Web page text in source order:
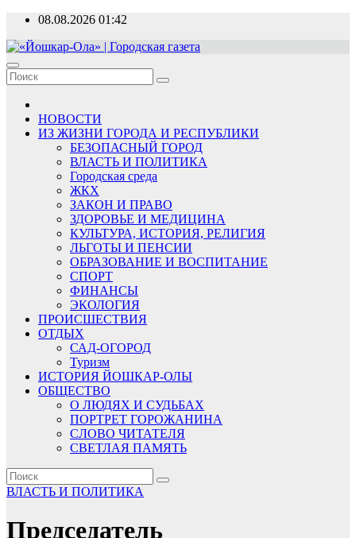
Перейти
содержимому
08.08.2026 01:42
«Йошкар-Ола» | Городская газета
Новости, события, люди
НОВОСТИ
ИЗ ЖИЗНИ ГОРОДА И РЕСПУБЛИКИ
БЕЗОПАСНЫЙ ГОРОД
ВЛАСТЬ И ПОЛИТИКА
Городская среда
ЖКХ
ЗАКОН И ПРАВО
ЗДОРОВЬЕ И МЕДИЦИНА
КУЛЬТУРА, ИСТОРИЯ, РЕЛИГИЯ
ЛЬГОТЫ И ПЕНСИИ
ОБРАЗОВАНИЕ И ВОСПИТАНИЕ
СПОРТ
ФИНАНСЫ
ЭКОЛОГИЯ
ПРОИСШЕСТВИЯ
ОТДЫХ
САД-ОГОРОД
Туризм
ИСТОРИЯ ЙОШКАР-ОЛЫ
ОБЩЕСТВО
О ЛЮДЯХ И СУДЬБАХ
ПОРТРЕТ ГОРОЖАНИНА
СЛОВО ЧИТАТЕЛЯ
СВЕТЛАЯ ПАМЯТЬ
ВЛАСТЬ И ПОЛИТИКА
Председатель